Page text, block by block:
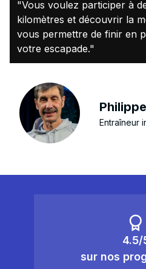
"Vous voulez participer à
kilomètres et découvrir la
vous permettre de finir en
votre escapade."
Entraîneur
4.5/
sur nos